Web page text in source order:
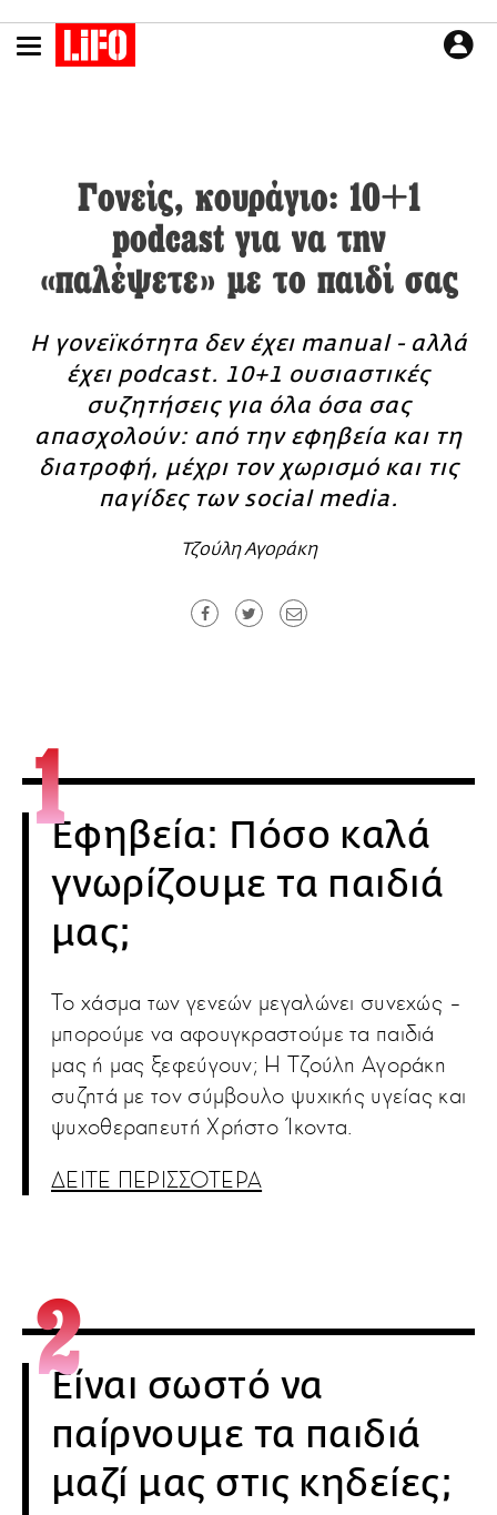
LIFO SHOP
NEWSLETTER
ΜΙΚΡΟΠΡΑΓΜΑΤΑ
THE GOOD LIFO
LIFOLAND
ΤΡΟΠΟΣ ΖΩΗΣ
PODCASTS
Γονείς, κουράγιο: 10+1
podcast για να την
«παλέψετε» με το παιδί σας
Η γονεϊκότητα δεν έχει manual - αλλά
έχει podcast. 10+1 ουσιαστικές
συζητήσεις για όλα όσα σας
απασχολούν: από την εφηβεία και τη
διατροφή, μέχρι τον χωρισμό και τις
παγίδες των social media.
Τζούλη Αγοράκη
Εφηβεία: Πόσο καλά
γνωρίζουμε τα παιδιά
μας;
Το χάσμα των γενεών μεγαλώνει συνεχώς –
μπορούμε να αφουγκραστούμε τα παιδιά
μας ή μας ξεφεύγουν; Η Τζούλη Αγοράκη
συζητά με τον σύμβουλο ψυχικής υγείας και
ψυχοθεραπευτή Χρήστο Ίκοντα.
ΔΕΙΤΕ ΠΕΡΙΣΣΟΤΕΡΑ
Είναι σωστό να
παίρνουμε τα παιδιά
μαζί μας στις κηδείες;